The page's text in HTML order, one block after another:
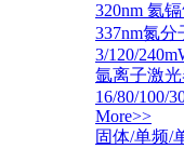
320nm 氦
337nm氮分
3/120/
氩离子激光
16/80/100/
More>>
固体/单频/